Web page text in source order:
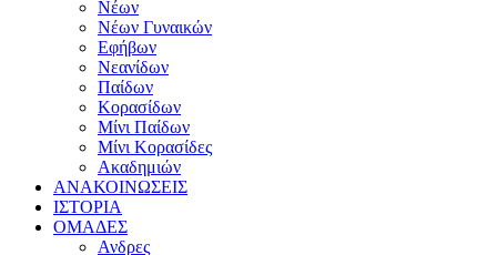
Νέων
Νέων Γυναικών
Εφήβων
Νεανίδων
Παίδων
Κορασίδων
Μίνι Παίδων
Μίνι Κορασίδες
Ακαδημιών
ΑΝΑΚΟΙΝΩΣΕΙΣ
ΙΣΤΟΡΙΑ
ΟΜΑΔΕΣ
Ανδρες